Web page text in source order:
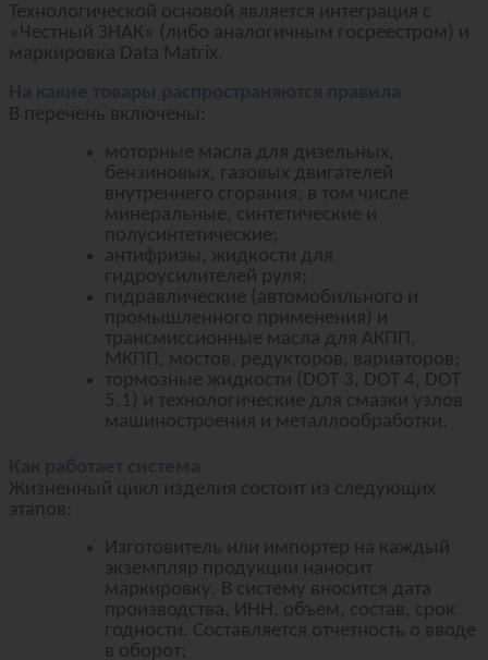
Технологической основой является интеграция с
«Честный ЗНАК» (либо аналогичным госреестром) и
маркировка Data Matrix.
В перечень включены:
моторные масла для дизельных,
бензиновых, газовых двигателей
внутреннего сгорания, в том числе
минеральные, синтетические и
полусинтетические;
антифризы, жидкости для
гидроусилителей руля;
гидравлические (автомобильного и
промышленного применения) и
трансмиссионные масла для АКПП,
МКПП, мостов, редукторов, вариаторов;
тормозные жидкости (DOT 3, DOT 4, DOT
5.1) и технологические для смазки узлов
машиностроения и металлообработки.
Жизненный цикл изделия состоит из следующих
этапов:
Изготовитель или импортер на каждый
экземпляр продукции наносит
маркировку. В систему вносится дата
производства, ИНН, объем, состав, срок
годности. Составляется отчетность о вводе
в оборот;